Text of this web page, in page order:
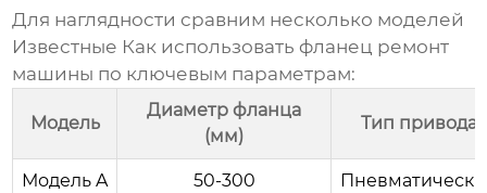
Для наглядности сравним несколько моделей
Известные Как использовать фланец ремонт
машины по ключевым параметрам:
Модель
Диаметр фланца
(мм)
Тип привода
Модель A 50-300